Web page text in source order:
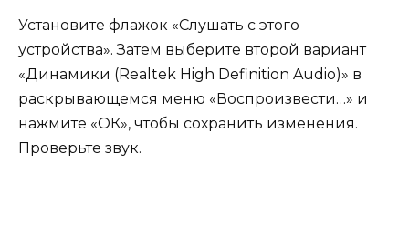
Установите флажок «Слушать с этого
устройства». Затем выберите второй вариант
«Динамики (Realtek High Definition Audio)» в
раскрывающемся меню «Воспроизвести…» и
нажмите «ОК», чтобы сохранить изменения.
Проверьте звук.